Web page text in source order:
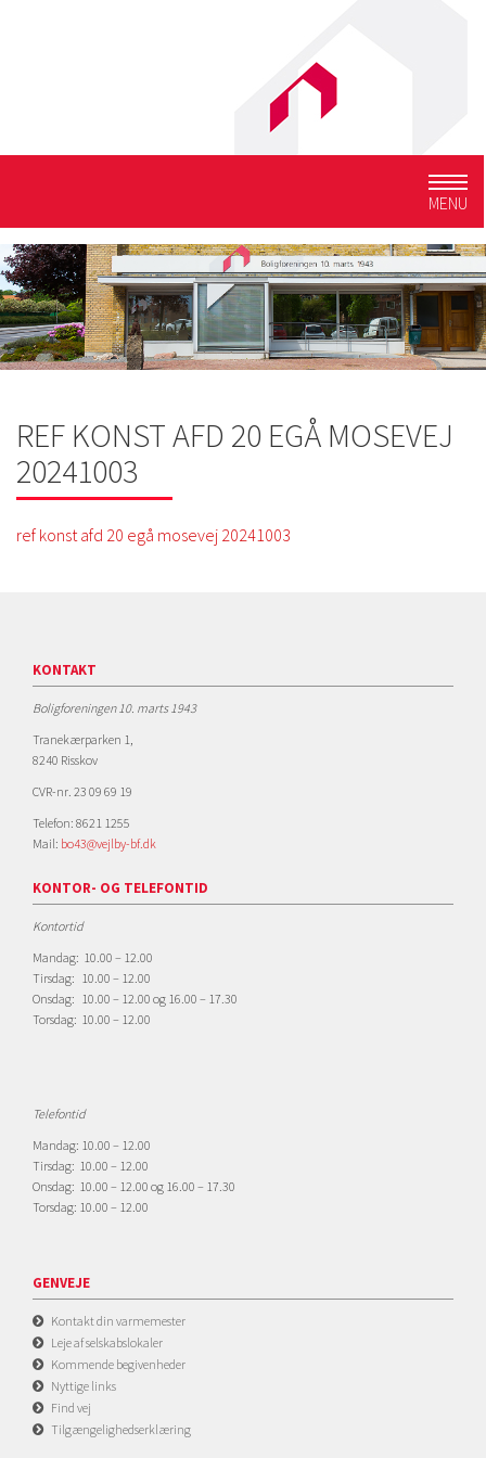
MENU
REF KONST AFD 20 EGÅ MOSEVEJ
20241003
ref konst afd 20 egå mosevej 20241003
KONTAKT
Boligforeningen 10. marts 1943
Tranekærparken 1,
8240 Risskov
CVR-nr. 23 09 69 19
Telefon: 8621 1255
Mail: bo43@vejlby-bf.dk
KONTOR- OG TELEFONTID
Kontortid
Mandag: 10.00 – 12.00
Tirsdag: 10.00 – 12.00
Onsdag: 10.00 – 12.00 og 16.00 – 17.30
Torsdag: 10.00 – 12.00
Telefontid
Mandag: 10.00 – 12.00
Tirsdag: 10.00 – 12.00
Onsdag: 10.00 – 12.00 og 16.00 – 17.30
Torsdag: 10.00 – 12.00
GENVEJE
Kontakt din varmemester
Leje af selskabslokaler
Kommende begivenheder
Nyttige links
Find vej
Tilgængelighedserklæring